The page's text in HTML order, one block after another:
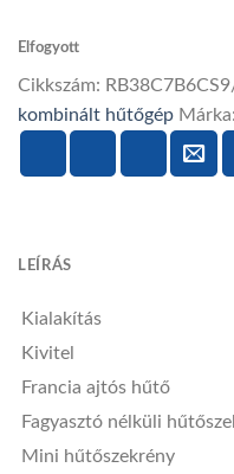
hűtőszekrény
Elfogyott
Cikkszám:
kombinált hűtőgép Márka:
LEÍRÁS
Kialakítás
Kivitel
Francia ajtós hűtő
Fagyasztó nélküli
Mini hűtőszekrény